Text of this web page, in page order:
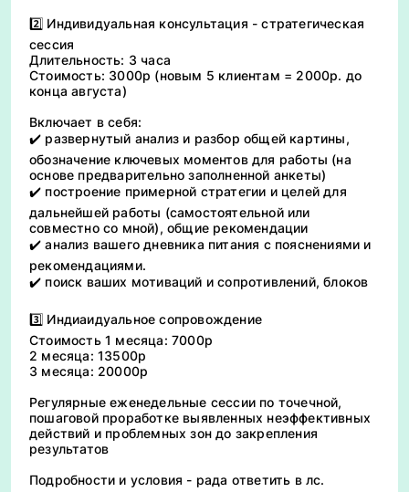
2️⃣ Индивидуальная консультация - стратегическая
сессия
Длительность: 3 часа
Стоимость: 3000р (новым 5 клиентам = 2000р. до
конца августа)
Включает в себя:
✔️ развернутый анализ и разбор общей картины,
обозначение ключевых моментов для работы (на
основе предварительно заполненной анкеты)
✔️ построение примерной стратегии и целей для
дальнейшей работы (самостоятельной или
совместно со мной), общие рекомендации
✔️ анализ вашего дневника питания с пояснениями и
рекомендациями.
✔️ поиск ваших мотиваций и сопротивлений, блоков
3️⃣ Индиаидуальное сопровождение
Стоимость 1 месяца: 7000р
2 месяца: 13500р
3 месяца: 20000р
Регулярные еженедельные сессии по точечной,
пошаговой проработке выявленных неэффективных
действий и проблемных зон до закрепления
результатов
Подробности и условия - рада ответить в лс.